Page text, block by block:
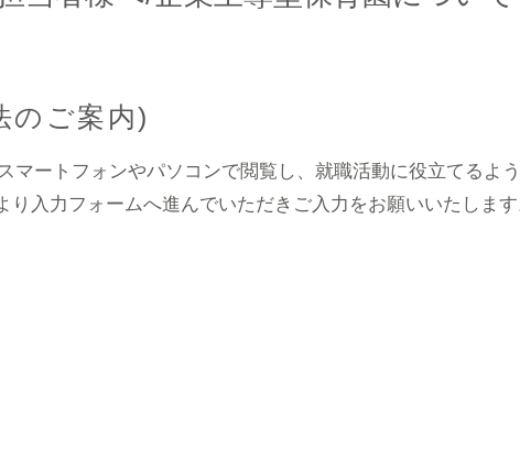
のご案内)
マートフォンやパソコンで閲覧し、就職活動に役立てるよ
入力フォームへ進んでいただきご入力をお願いいたします